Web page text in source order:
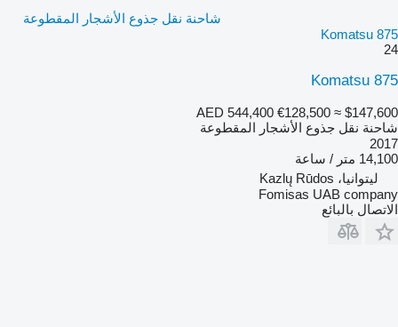
شاحنة نقل جذوع الأشجار المقطوعة
Komatsu 875
24
Komatsu 875
AED 544,400 €128,500 ≈ $147,600
شاحنة نقل جذوع الأشجار المقطوعة
2017
14,100 متر / ساعة
ليتوانيا، Kazlų Rūdos
Fomisas UAB company
الاتصال بالبائع